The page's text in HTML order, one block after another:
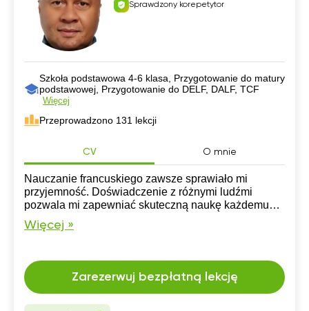
Sprawdzony korepetytor
Szkoła podstawowa 4-6 klasa, Przygotowanie do matury
podstawowej, Przygotowanie do DELF, DALF, TCF
Więcej
Przeprowadzono 131 lekcji
CV O mnie
Nauczanie francuskiego zawsze sprawiało mi
przyjemność. Doświadczenie z różnymi ludźmi
pozwala mi zapewniać skuteczną naukę każdemu
uczniowi. Każdy uczeń może ze mną się rozwijać we
własnym tempie i przyjaznej atmosferze.
Więcej »
Zarezerwuj bezpłatną lekcję